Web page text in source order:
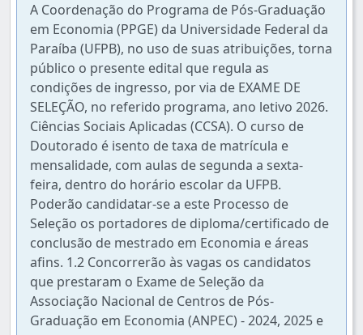
A Coordenação do Programa de Pós-Graduação
em Economia (PPGE) da Universidade Federal da
Paraíba (UFPB), no uso de suas atribuições, torna
público o presente edital que regula as
condições de ingresso, por via de EXAME DE
SELEÇÃO, no referido programa, ano letivo 2026.
Ciências Sociais Aplicadas (CCSA). O curso de
Doutorado é isento de taxa de matrícula e
mensalidade, com aulas de segunda a sexta-
feira, dentro do horário escolar da UFPB.
Poderão candidatar-se a este Processo de
Seleção os portadores de diploma/certificado de
conclusão de mestrado em Economia e áreas
afins. 1.2 Concorrerão às vagas os candidatos
que prestaram o Exame de Seleção da
Associação Nacional de Centros de Pós-
Graduação em Economia (ANPEC) - 2024, 2025 e